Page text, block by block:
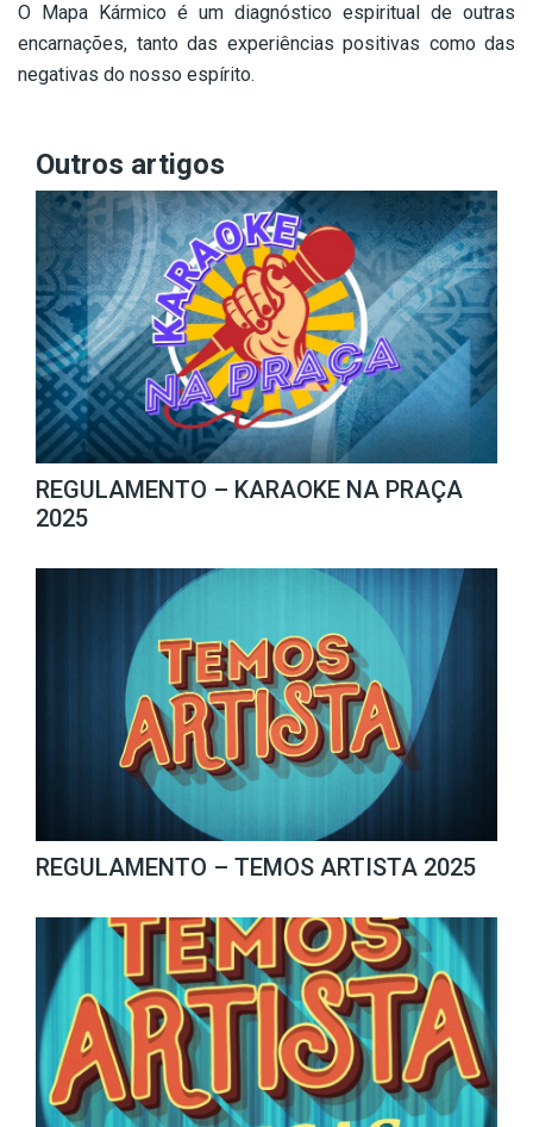
O Mapa Kármico é um diagnóstico espiritual de outras
encarnações, tanto das experiências positivas como das
negativas do nosso espírito.
Outros artigos
REGULAMENTO – KARAOKE NA PRAÇA
2025
REGULAMENTO – TEMOS ARTISTA 2025